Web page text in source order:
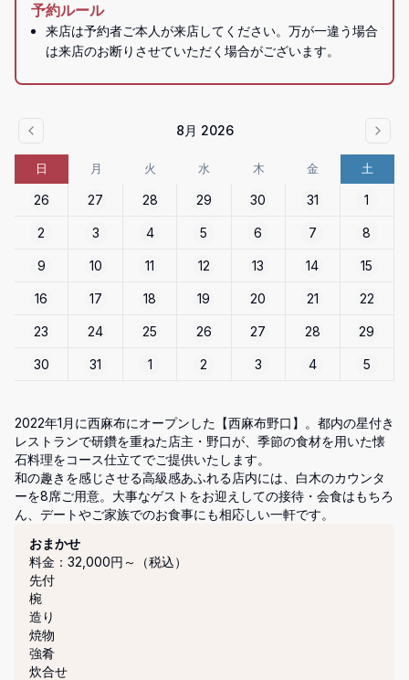
予約ルール
来店は予約者ご本人が来店してください。万が一違う場合
は来店のお断りさせていただく場合がございます。
8月 2026
日 月 火 水 木 金 土
26 27 28 29 30 31 1
2 3 4 5 6 7 8
9 10 11 12 13 14 15
16 17 18 19 20 21 22
23 24 25 26 27 28 29
30 31 1 2 3 4 5
2022年1月に西麻布にオープンした【西麻布野口】。都内の星付き
レストランで研鑽を重ねた店主・野口が、季節の食材を用いた懐
石料理をコース仕立てでご提供いたします。
和の趣きを感じさせる高級感あふれる店内には、白木のカウンタ
ーを8席ご用意。大事なゲストをお迎えしての接待・会食はもちろ
おまかせ
料金：32,000円～（税込）
先付
椀
造り
焼物
強肴
炊合せ